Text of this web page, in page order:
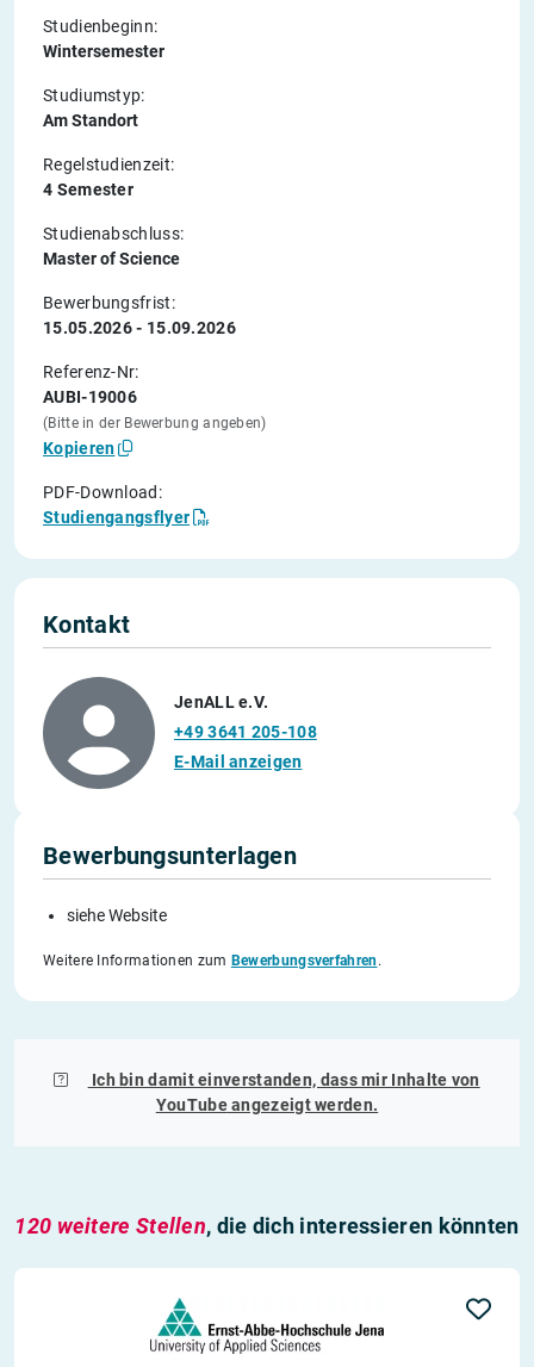
Studienbeginn:
Wintersemester
Studiumstyp:
Am Standort
Regelstudienzeit:
4 Semester
Studienabschluss:
Master of Science
Bewerbungsfrist:
15.05.2026 - 15.09.2026
Referenz-Nr:
AUBI-19006
(Bitte in der Bewerbung angeben)
Kopieren
PDF-Download:
Studiengangsflyer
Kontakt
JenALL e.V.
+49 3641 205-108
E-Mail anzeigen
Bewerbungsunterlagen
siehe Website
Weitere Informationen zum Bewerbungsverfahren.
Ich bin damit einverstanden, dass mir Inhalte von
YouTubeangezeigt werden.
120 weitere Stellen, die dich interessieren könnten